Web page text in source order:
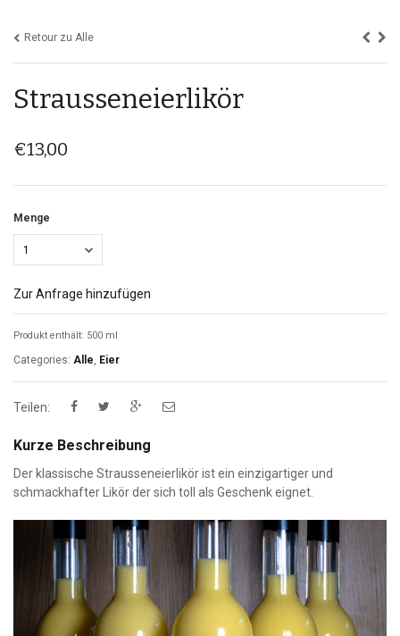
Retour zu Alle
Strausseneierlikör
€13,00
Menge
1
Zur Anfrage hinzufügen
Produkt enthält: 500 ml
Categories: Alle, Eier
Teilen:
Kurze Beschreibung
Der klassische Strausseneierlikör ist ein einzigartiger und
schmackhafter Likör der sich toll als Geschenk eignet.